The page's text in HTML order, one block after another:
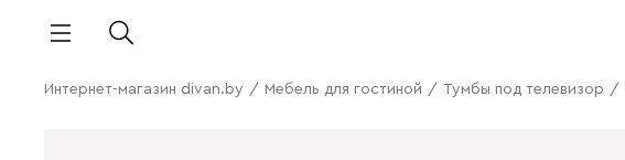
Интернет-магазин divan.by / Мебель для гостиной / Тумбы под телевизор /